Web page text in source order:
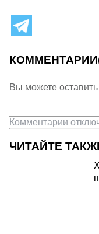
КОММЕНТАРИИ
Вы можете
Комментарии
ЧИТАЙТЕ